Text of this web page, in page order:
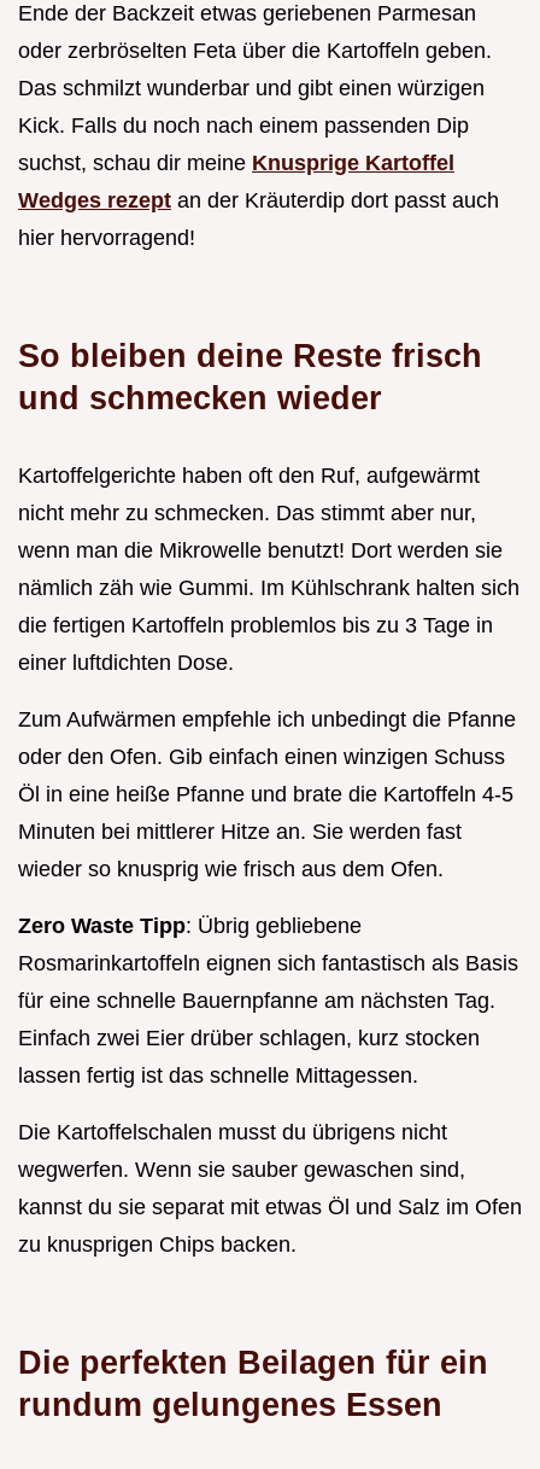
Ende der Backzeit etwas geriebenen Parmesan
oder zerbröselten Feta über die Kartoffeln geben.
Das schmilzt wunderbar und gibt einen würzigen
Kick. Falls du noch nach einem passenden Dip
suchst, schau dir meine Knusprige Kartoffel
Wedges rezept an der Kräuterdip dort passt auch
hier hervorragend!
So bleiben deine Reste frisch
und schmecken wieder
Kartoffelgerichte haben oft den Ruf, aufgewärmt
nicht mehr zu schmecken. Das stimmt aber nur,
wenn man die Mikrowelle benutzt! Dort werden sie
nämlich zäh wie Gummi. Im Kühlschrank halten sich
die fertigen Kartoffeln problemlos bis zu 3 Tage in
einer luftdichten Dose.
Zum Aufwärmen empfehle ich unbedingt die Pfanne
oder den Ofen. Gib einfach einen winzigen Schuss
Öl in eine heiße Pfanne und brate die Kartoffeln 4-5
Minuten bei mittlerer Hitze an. Sie werden fast
wieder so knusprig wie frisch aus dem Ofen.
Zero Waste Tipp: Übrig gebliebene
Rosmarinkartoffeln eignen sich fantastisch als Basis
für eine schnelle Bauernpfanne am nächsten Tag.
Einfach zwei Eier drüber schlagen, kurz stocken
lassen fertig ist das schnelle Mittagessen.
Die Kartoffelschalen musst du übrigens nicht
wegwerfen. Wenn sie sauber gewaschen sind,
kannst du sie separat mit etwas Öl und Salz im Ofen
zu knusprigen Chips backen.
Die perfekten Beilagen für ein
rundum gelungenes Essen